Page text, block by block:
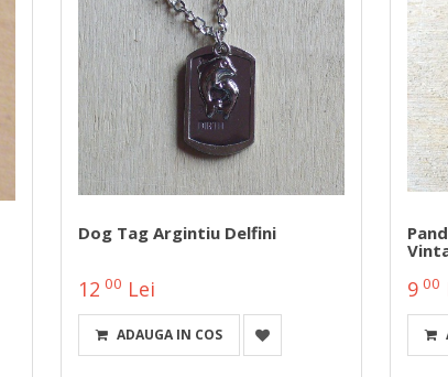
Dog Tag Argintiu Delfini
12 00 Lei
ADAUGA IN COS
900